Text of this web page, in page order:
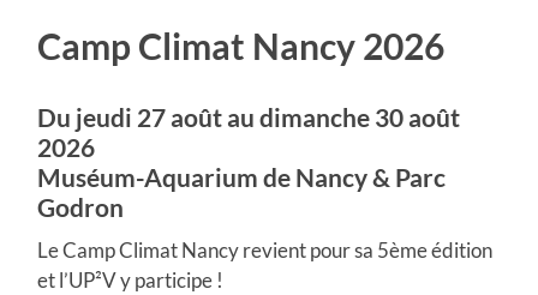
Camp Climat Nancy 2026
Du jeudi 27 août au dimanche 30 août
2026
Muséum-Aquarium de Nancy & Parc
Godron
Le Camp Climat Nancy revient pour sa 5ème édition
et l’UP²V y participe !